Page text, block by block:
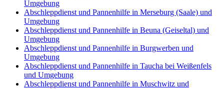
Umgebung
Abschleppdienst und Pannenhilfe in Merseburg (Saale) und
Umgebung
Abschleppdienst und Pannenhilfe in Beuna (Geiseltal) und
Umgebung
Abschleppdienst und Pannenhilfe in Burgwerben und
Umgebung
Abschleppdienst und Pannenhilfe in Taucha bei Weißenfels
und Umgebung
Abschleppdienst und Pannenhilfe in Muschwitz und